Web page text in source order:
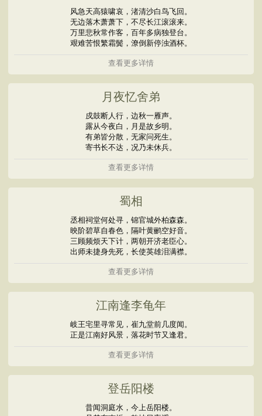
风急天高猿啸哀，渚清沙白鸟飞回。
无边落木萧萧下，不尽长江滚滚来。
万里悲秋常作客，百年多病独登台。
艰难苦恨繁霜鬓，潦倒新停浊酒杯。
查看更多详情
月夜忆舍弟
戍鼓断人行，边秋一雁声。
露从今夜白，月是故乡明。
有弟皆分散，无家问死生。
寄书长不达，况乃未休兵。
查看更多详情
蜀相
丞相祠堂何处寻，锦官城外柏森森。
映阶碧草自春色，隔叶黄鹂空好音。
三顾频烦天下计，两朝开济老臣心。
出师未捷身先死，长使英雄泪满襟。
查看更多详情
江南逢李龟年
岐王宅里寻常见，崔九堂前几度闻。
正是江南好风景，落花时节又逢君。
查看更多详情
登岳阳楼
昔闻洞庭水，今上岳阳楼。